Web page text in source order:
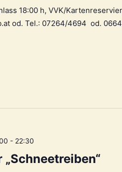
18:00 h, VVK/
od. Tel.: 07264/4694 od.
- 22:30